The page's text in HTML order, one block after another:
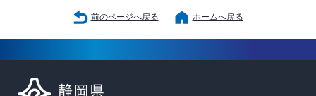
前のページへ戻る ホームへ戻る